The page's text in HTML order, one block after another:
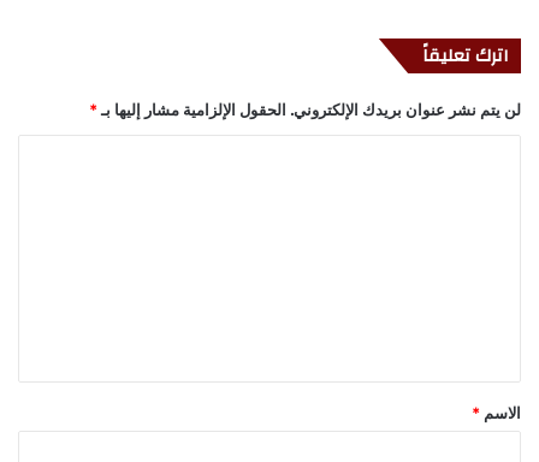
اترك تعليقاً
لن يتم نشر عنوان بريدك الإلكتروني. الحقول الإلزامية مشار إليها بـ *
*
الاسم *